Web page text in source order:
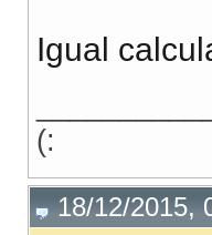
<th
</tr>
<% end %>
Igual
(:
18/12/2015,